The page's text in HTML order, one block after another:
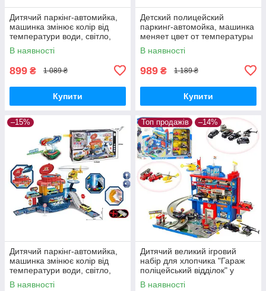
Дитячий паркінг-автомийка,
машинка змінює колір від
температури води, світло,
звук від батарейки
В наявності
899 ₴ 1 089 ₴
Купити
Детский полицейский
паркинг-автомойка, машинка
меняет цвет от температуры
воды, свет, звук от батарейки
В наявності
989 ₴ 1 189 ₴
Купити
–15%
Дитячий паркінг-автомийка,
машинка змінює колір від
температури води, світло,
звук від батарейки
В наявності
Топ продажів –14%
Дитячий великий ігровий
набір для хлопчика "Гараж
поліцейський відділок" у
наборі машинки, вертоліт 9
шт.
В наявності